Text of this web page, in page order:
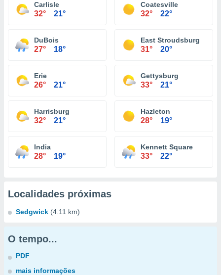
Carlisle
32° 21°
Coatesville
32° 22°
DuBois
27° 18°
East Stroudsburg
31° 20°
Erie
26° 21°
Gettysburg
33° 21°
Harrisburg
32° 21°
Hazleton
28° 19°
India
28° 19°
Kennett Square
33° 22°
Localidades próximas
Sedgwick (4.11 km)
O tempo...
PDF
mais informações